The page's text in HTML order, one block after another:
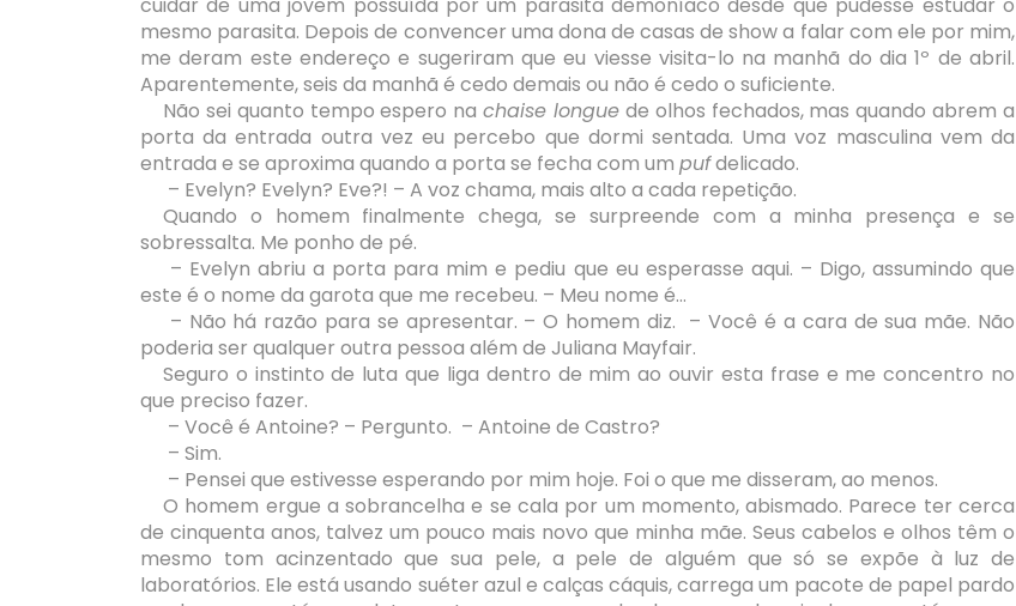
mesmo parasita. Depois de convencer uma dona de casas de show a falar com ele por mim,
me deram este endereço e sugeriram que eu viesse visita-lo na manhã do dia 1º de abril.
Aparentemente, seis da manhã é cedo demais ou não é cedo o suficiente.
Não sei quanto tempo espero nachaise longuede olhos fechados, mas quando abrem a
porta da entrada outra vez eu percebo que dormi sentada. Uma voz masculina vem da
entrada e se aproxima quando a porta se fecha com um pufdelicado.
– Evelyn? Evelyn? Eve?! – A voz chama, mais alto a cada repetição.
Quando o homem finalmente chega, se surpreende com a minha presença e se
sobressalta. Me ponho de pé.
– Evelyn abriu a porta para mim e pediu que eu esperasse aqui. – Digo, assumindo que
este é o nome da garota que me recebeu. – Meu nome é...
– Não há razão para se apresentar. – O homem diz. – Você é a cara de sua mãe. Não
poderia ser qualquer outra pessoa além de Juliana Mayfair.
Seguro o instinto de luta que liga dentro de mim ao ouvir esta frase e me concentro no
que preciso fazer.
– Você é Antoine? – Pergunto. – Antoine de Castro?
– Sim.
– Pensei que estivesse esperando por mim hoje. Foi o que me disseram, ao menos.
O homem ergue a sobrancelha e se cala por um momento, abismado. Parece ter cerca
de cinquenta anos, talvez um pouco mais novo que minha mãe. Seus cabelos e olhos têm o
mesmo tom acinzentado que sua pele, a pele de alguém que só se expõe à luz de
laboratórios. Ele está usando suéter azul e calças cáquis, carrega um pacote de papel pardo